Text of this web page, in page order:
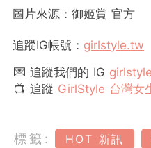
圖片來源：御姬賞 官方
追蹤IG帳號： girlstyle.tw
💌 追蹤我們的 IG
📺 追蹤 GirlStyle 台灣女
標籤: HOT 新訊